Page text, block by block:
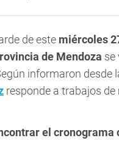
de este miércoles
de Mendoza se
informaron desde
responde a trabajos
el cronograma